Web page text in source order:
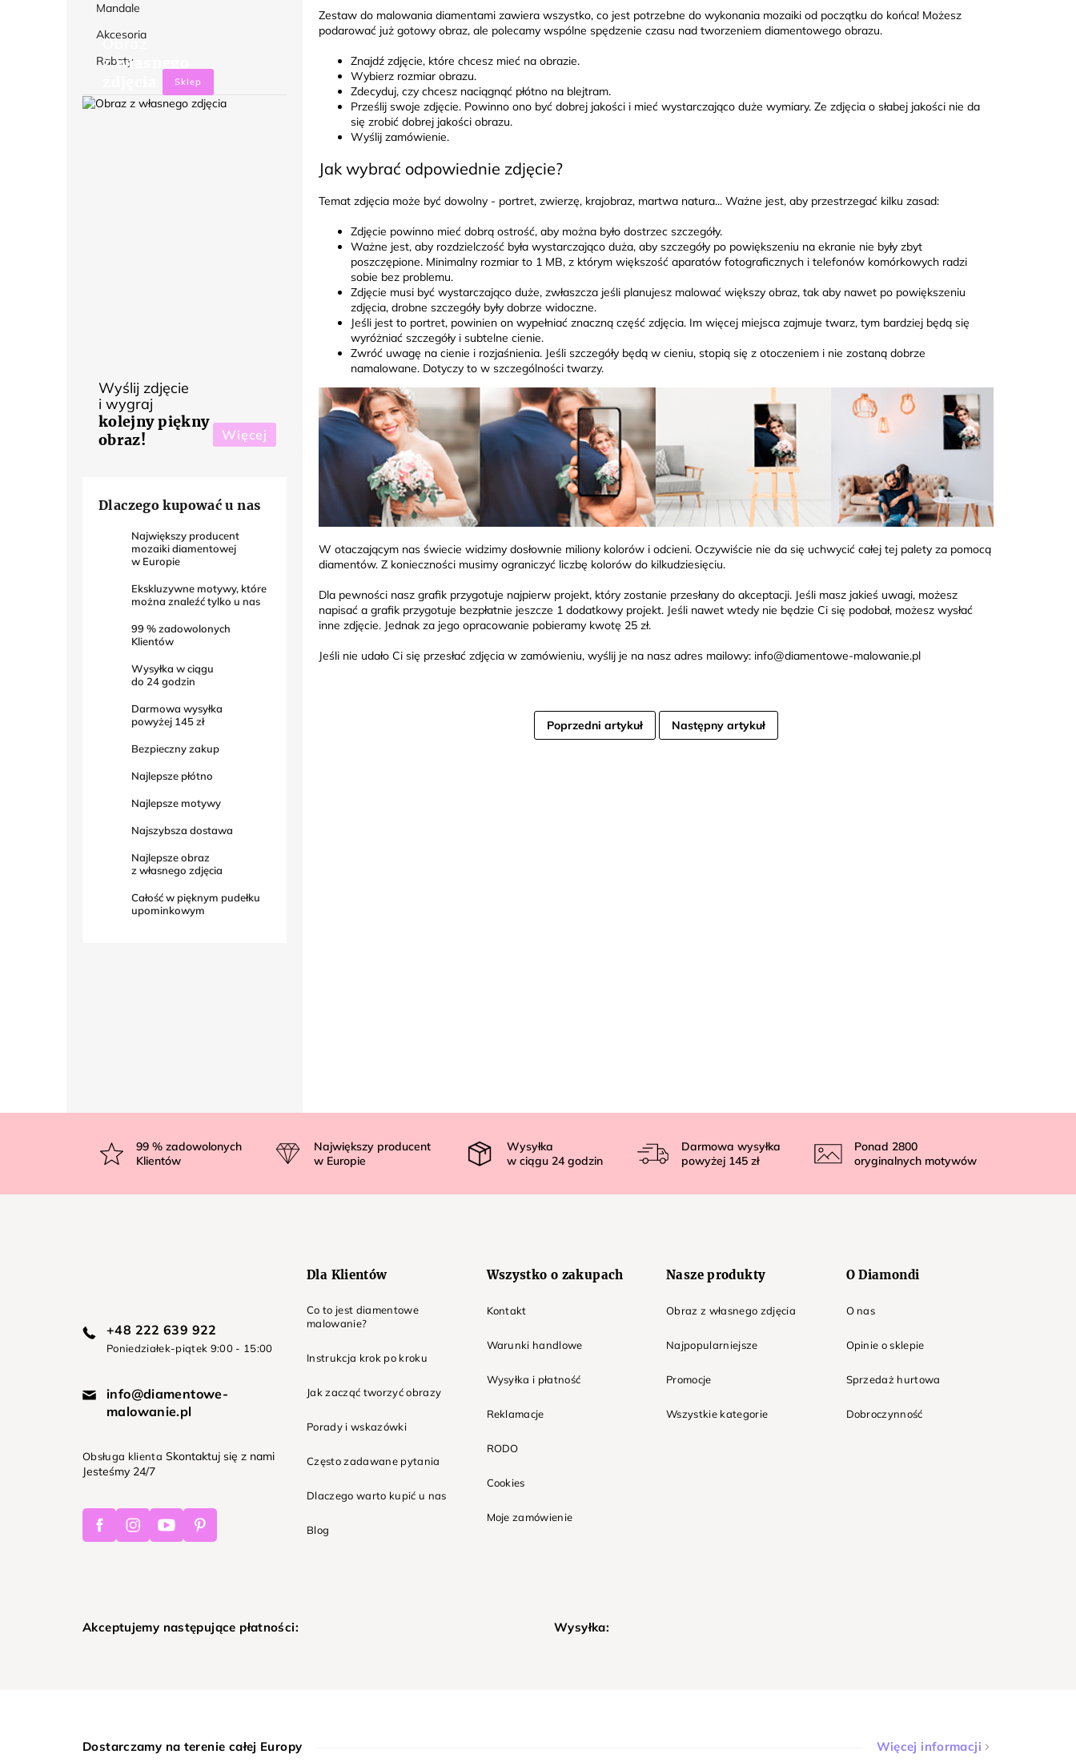
Mandale
Akcesoria
Rabaty
Obraz
z własnego
Sklep
Wyślij zdjęcie
i wygraj
kolejny piękny
obraz!
Więcej
Dlaczego kupować u nas
Największy producent
mozaiki diamentowej
w Europie
Ekskluzywne motywy, które
można znaleźć tylko u nas
99% zadowolonych
Klientów
Wysyłka w ciągu
do 24godzin
Darmowa wysyłka
powyżej 145 zł
Bezpieczny zakup
Najlepsze płótno
Najlepsze motywy
Najszybsza dostawa
Najlepsze obraz
z własnego zdjęcia
Całość w pięknym pudełku
upominkowym
Zestaw do malowania diamentami zawiera wszystko, co jest potrzebne do wykonania mozaiki od początku do końca! Możesz
podarować już gotowy obraz, ale polecamy wspólne spędzenie czasu nad tworzeniem diamentowego obrazu.
Znajdź zdjęcie, które chcesz mieć na obrazie.
Wybierz rozmiar obrazu.
Zdecyduj, czy chcesz naciągnąć płótno na blejtram.
Prześlij swoje zdjęcie. Powinno ono być dobrej jakości i mieć wystarczająco duże wymiary. Ze zdjęcia o słabej jakości nie da
się zrobić dobrej jakości obrazu.
Wyślij zamówienie.
Jak wybrać odpowiednie zdjęcie?
Temat zdjęcia może być dowolny - portret, zwierzę, krajobraz, martwa natura... Ważne jest, aby przestrzegać kilku zasad:
Zdjęcie powinno mieć dobrą ostrość, aby można było dostrzec szczegóły.
Ważne jest, aby rozdzielczość była wystarczająco duża, aby szczegóły po powiększeniu na ekranie nie były zbyt
poszczępione. Minimalny rozmiar to 1 MB, z którym większość aparatów fotograficznych i telefonów komórkowych radzi
sobie bez problemu.
Zdjęcie musi być wystarczająco duże, zwłaszcza jeśli planujesz malować większy obraz, tak aby nawet po powiększeniu
zdjęcia, drobne szczegóły były dobrze widoczne.
Jeśli jest to portret, powinien on wypełniać znaczną część zdjęcia. Im więcej miejsca zajmuje twarz, tym bardziej będą się
wyróżniać szczegóły i subtelne cienie.
Zwróć uwagę na cienie i rozjaśnienia. Jeśli szczegóły będą w cieniu, stopią się z otoczeniem i nie zostaną dobrze
namalowane. Dotyczy to w szczególności twarzy.
W otaczającym nas świecie widzimy dosłownie miliony kolorów i odcieni. Oczywiście nie da się uchwycić całej tej palety za pomocą
diamentów. Z konieczności musimy ograniczyć liczbę kolorów do kilkudziesięciu.
Dla pewności nasz grafik przygotuje najpierw projekt, który zostanie przesłany do akceptacji. Jeśli masz jakieś uwagi, możesz
napisać a grafik przygotuje bezpłatnie jeszcze 1 dodatkowy projekt. Jeśli nawet wtedy nie będzie Ci się podobał, możesz wysłać
inne zdjęcie. Jednak za jego opracowanie pobieramy kwotę 25 zł.
Jeśli nie udało Ci się przesłać zdjęcia w zamówieniu, wyślij je na nasz adres mailowy: info@diamentowe-malowanie.pl
Poprzedni artykuł Następny artykuł
p
99% zadowolonych
Klientów
Największy producent
w Europie
Wysyłka
w ciągu 24 godzin
Darmowa wysyłka
powyżej 145 zł
Ponad 2800
oryginalnych motywów
+48 222 639 922
Poniedziałek-piątek 9:00 - 15:00
info@diamentowe-
malowanie.pl
Obsługa klienta Skontaktuj się z nami
Jesteśmy 24/7
FacebookInstagramYoutubePinterest
Dla Klientów
Co to jest diamentowe
malowanie?
Instrukcja krok po kroku
Jak zacząć tworzyć obrazy
Porady i wskazówki
Często zadawane pytania
Dlaczego warto kupić u nas
Blog
Wszystko o zakupach
Kontakt
Warunki handlowe
Wysyłka i płatność
Reklamacje
RODO
Cookies
Moje zamówienie
Nasze produkty
Obraz z własnego zdjęcia
Najpopularniejsze
Promocje
Wszystkie kategorie
O Diamondi
O nas
Opinie o sklepie
Sprzedaż hurtowa
Dobroczynność
Akceptujemy następujące płatności: Wysyłka:
Dostarczamy na terenie całej Europy Więcej informacji